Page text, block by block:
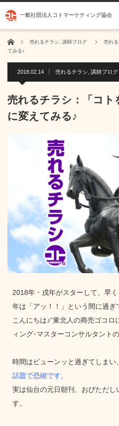
一般社団法人コトマーケティング協会
ホーム 売れるチラシ 講師ブログ
売れ
てみる♪
2018.02.14 売れるチラシ 講師ブログ
売れるチラシ：「コト
に変えてみる♪
2018年・戌年がスターして、早
年は「アッ！！」という間に過
こんにちは♪“東北人の商売ゴコロ
ィング･マスターコンサルタント
時間はビューンッと過ぎてしまい
話題で恐縮です。
実は仙台の元日朝刊、おびただし
す。